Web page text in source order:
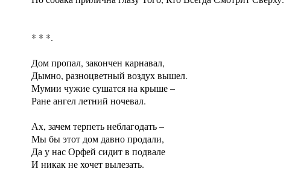
* * *.
Дом пропал, закончен карнавал,
Дымно, разноцветный воздух вышел.
Мумии чужие сушатся на крыше –
Ране ангел летний ночевал.
Ах, зачем терпеть неблагодать –
Мы бы этот дом давно продали,
Да у нас Орфей сидит в подвале
И никак не хочет вылезать.